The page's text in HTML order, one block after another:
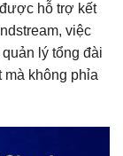
hỗ trợ kết
việc
lý tổng đài
không phỉa